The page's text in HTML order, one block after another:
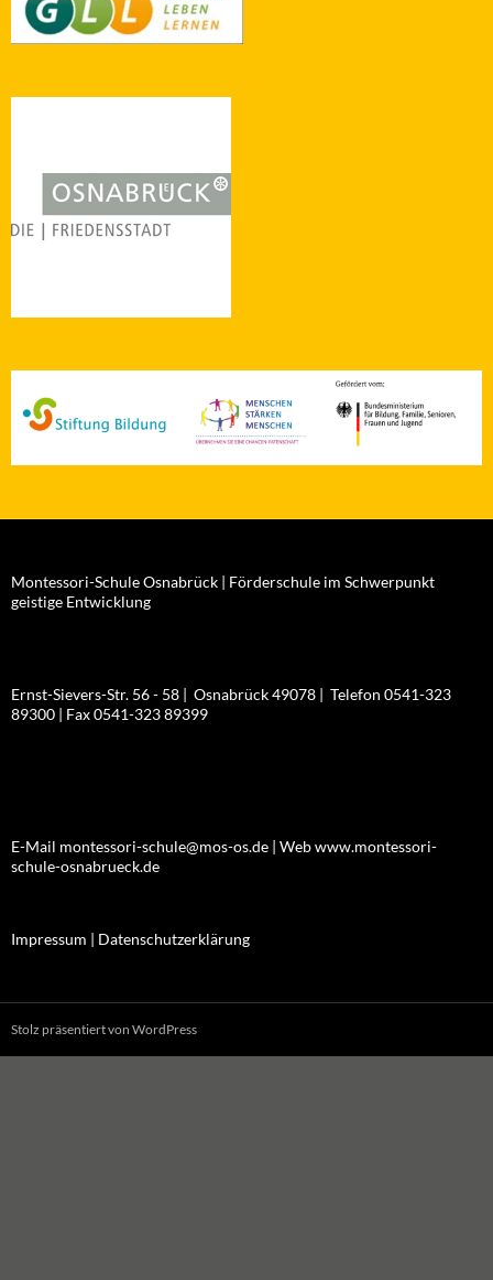
Montessori-Schule Osnabrück | Förderschule im Schwerpunkt
geistige Entwicklung
Ernst-Sievers-Str. 56 - 58 | Osnabrück 49078 | Telefon 0541-323
89300 | Fax 0541-323 89399
E-Mail montessori-schule@mos-os.de | Web www.montessori-
schule-osnabrueck.de
Impressum | Datenschutzerklärung
Stolz präsentiert von WordPress